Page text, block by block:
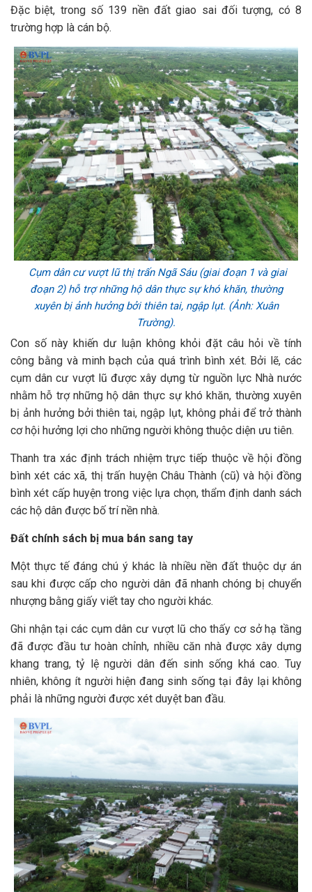
Đặc biệt, trong số 139 nền đất giao sai đối tượng, có 8
trường hợp là cán bộ.
Cụm dân cư vượt lũ thị trấn Ngã Sáu (giai đoạn 1 và giai
đoạn 2) hỗ trợ những hộ dân thực sự khó khăn, thường
xuyên bị ảnh hưởng bởi thiên tai, ngập lụt. (Ảnh: Xuân
Trường).
Con số này khiến dư luận không khỏi đặt câu hỏi về tính
công bằng và minh bạch của quá trình bình xét. Bởi lẽ, các
cụm dân cư vượt lũ được xây dựng từ nguồn lực Nhà nước
nhằm hỗ trợ những hộ dân thực sự khó khăn, thường xuyên
bị ảnh hưởng bởi thiên tai, ngập lụt, không phải để trở thành
cơ hội hưởng lợi cho những người không thuộc diện ưu tiên.
Thanh tra xác định trách nhiệm trực tiếp thuộc về hội đồng
bình xét các xã, thị trấn huyện Châu Thành (cũ) và hội đồng
bình xét cấp huyện trong việc lựa chọn, thẩm định danh sách
các hộ dân được bố trí nền nhà.
Đất chính sách bị mua bán sang tay
Một thực tế đáng chú ý khác là nhiều nền đất thuộc dự án
sau khi được cấp cho người dân đã nhanh chóng bị chuyển
nhượng bằng giấy viết tay cho người khác.
Ghi nhận tại các cụm dân cư vượt lũ cho thấy cơ sở hạ tầng
đã được đầu tư hoàn chỉnh, nhiều căn nhà được xây dựng
khang trang, tỷ lệ người dân đến sinh sống khá cao. Tuy
nhiên, không ít người hiện đang sinh sống tại đây lại không
phải là những người được xét duyệt ban đầu.